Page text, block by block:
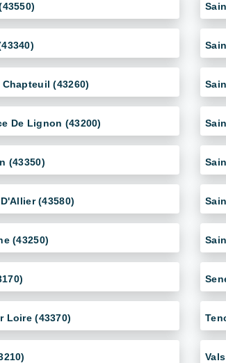
(43260)
De Lignon (43200)
(43350)
(43580)
(43250)
Loire (43370)